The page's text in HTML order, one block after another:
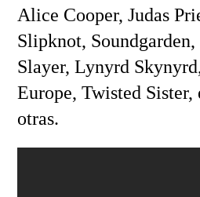
Alice Cooper, Judas
Slipknot,
Slayer, Lynyrd
Europe, Twisted Sister,
otras.